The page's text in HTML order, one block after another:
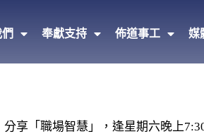
奉獻支持 佈道事工 媒
享「職場智慧」，逢星期六晚上